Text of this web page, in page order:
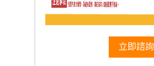
立即諮詢